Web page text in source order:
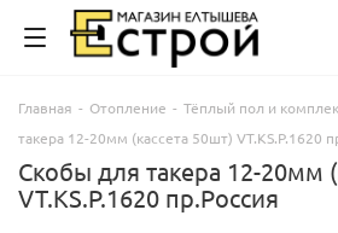
Главная - Отопление - Тёплый пол и
такера 12-20мм (кассета 50шт) VT.KS.P.1620
Скобы для такера 12-20мм
VT.KS.P.1620 пр.Россия